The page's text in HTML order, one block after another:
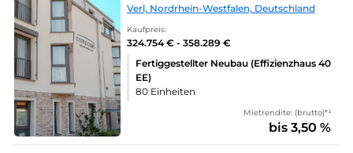
Verl, Nordrhein-Westfalen, Deutschland
Kaufpreis:
324.754 € - 358.289 €
Fertiggestellter Neubau (Effizienzhaus 40
EE)
80 Einheiten
Mietrendite: (brutto)*¹
bis 3,50 %